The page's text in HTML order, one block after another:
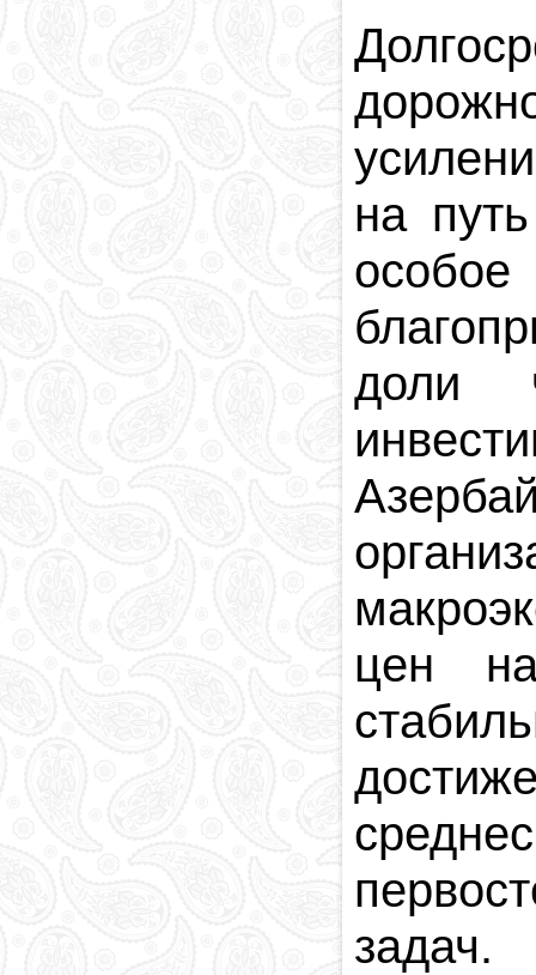
на
доли
цен
задач.